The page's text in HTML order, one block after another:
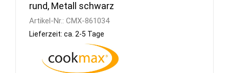
rund, Metall schwarz
Artikel-Nr.: CMX-861034
Lieferzeit: ca. 2-5 Tage